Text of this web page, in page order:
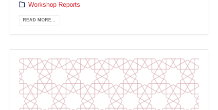
Workshop Reports
READ MORE...